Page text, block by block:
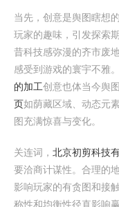
当先，创意是舆图瞎想
玩家的趣味，引发探索
昔科技感弥漫的齐市废
感受到游戏的寰宇不雅
的加工创意也体当今舆
页如荫藏区域、动态元
图充满惊喜与变化。
关连词， 北京初剪科技
要洽商计谋性。合理的
影响玩家的有贪图和接
称性和均衡性径直影响